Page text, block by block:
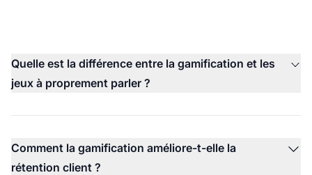
Quelle est la différence entre la gamification et les
jeux à proprement parler ?
Comment la gamification améliore-t-elle la
rétention client ?